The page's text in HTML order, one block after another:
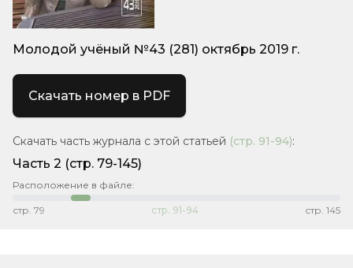
Молодой учёный №43 (281) октябрь 2019 г.
Скачать номер в PDF
Скачать часть журнала с этой статьей (стр. 91-94):
Часть 2 (стр. 79-145)
Расположение в файле:
стр. 79 стр. 91-94 стр. 145